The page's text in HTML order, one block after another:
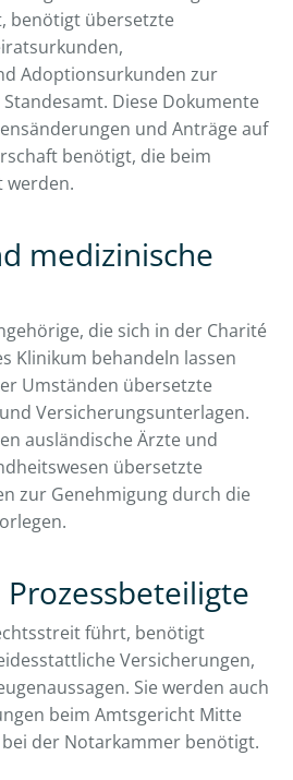
benötigt übersetzte
Adoptionsurkunden zur
Diese Dokumente
und Anträge auf
benötigt, die beim
werden.
medizinische
die sich in der Charité
Klinikum behandeln lassen
Umständen übersetzte
Versicherungsunterlagen.
ausländische Ärzte und
übersetzte
zur Genehmigung durch die
führt, benötigt
Versicherungen,
Sie werden auch
beim Amtsgericht Mitte
der Notarkammer benötigt.